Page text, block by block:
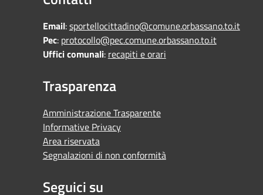
Email:sportellocittadino@comune.orbassano.to.it
Pec: protocollo@pec.comune.orbassano.to.it
Uffici comunali: recapiti e orari
Trasparenza
Amministrazione Trasparente
Informative Privacy
Area riservata
Segnalazioni di non conformità
Seguici su